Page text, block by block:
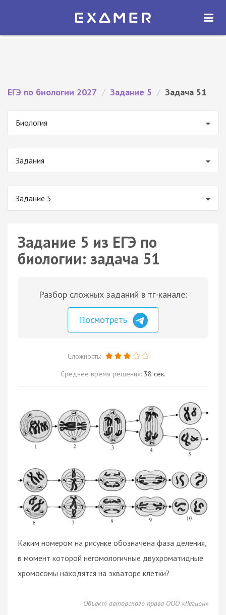
Экзамер — ЕГЭ 2027
ОТКРЫТЬ
ЕГЭ по биологии 2027 / Задание 5 / Задача 51
Биология
Задания
Задание 5
Задание 5 из ЕГЭ по
биологии: задача 51
Разбор сложных заданий в тг-канале:
Посмотреть
Сложность:
Среднее время решения: 38 сек.
Каким номером на рисунке обозначена фаза деления,
в момент которой негомологичные двухроматидные
хромосомы находятся на экваторе клетки?
Объект авторского права ООО «Легион»